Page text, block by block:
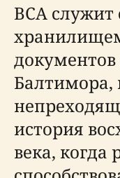
BCA
документов
история
века, когда